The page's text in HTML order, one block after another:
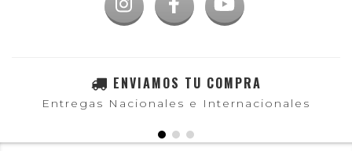
ENVIAMOS TU COMPRA
Entregas Nacionales e Internacionales